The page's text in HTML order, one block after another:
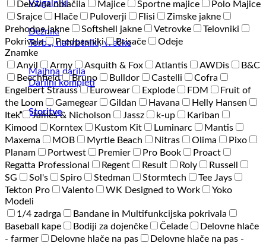
Vžigalniki
Dežniki
Torbe, nahrbtniki, vrečke
Majhna darila
Darilni kompleti
Storitve
Delovna oblačila
Majice Športne majice
Polo Majice
Srajce
Hlače Puloverji Flisi
Zimske jakne
Prehodne jakne
Softshell jakne Vetrovke
Telovniki
Pokrivala
Predpasniki Brisače
Odeje
Znamke
Anvil
Army Asquith & Fox Atlantis AWDis
B&C
Beechfield
Bruno Bulldor Castelli
Cofra
Engelbert Strauss
Eurowear Explode FDM
Fruit of
the Loom
Gamegear Gildan Havana
Helly Hansen
Itek
James & Nicholson Jassz k-up
Kariban
Kimood
Korntex Kustom Kit Luminarc
Mantis
Maxema
MOB Myrtle Beach Nitras Olima
Pixo
Planam
Portwest Premier Pro Book
Proact
Regatta Professional
Regent Result Roly
Russell
SG
Sol's Spiro Stedman Stormtech
Tee Jays
Tekton Pro
Valento WK Designed to Work
Yoko
Modeli
1/4 zadrga
Bandane in Multifunkcijska pokrivala
Baseball kape
Bodiji za dojenčke Čelade
Delovne hlače
- farmer
Delovne hlače na pas
Delovne hlače na pas -